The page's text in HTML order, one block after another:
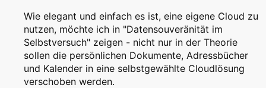
Wie elegant und einfach es ist, eine eigene Cloud zu
nutzen, möchte ich in "Datensouveränität im
Selbstversuch" zeigen - nicht nur in der Theorie
sollen die persönlichen Dokumente, Adressbücher
und Kalender in eine selbstgewählte Cloudlösung
verschoben werden.